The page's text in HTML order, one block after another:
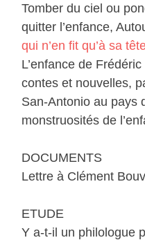
Tomber du ciel ou
quitter l’enfance,
qui n’en fit qu’à sa
L’enfance de
contes et nouvelles,
San-Antonio au pays
monstruosités de
DOCUMENTS
Lettre à Clément
ETUDE
Y a-t-il un philologue